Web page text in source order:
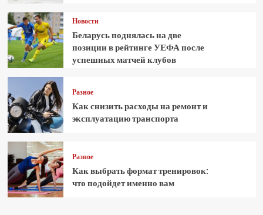
Новости
Беларусь поднялась на две
позиции в рейтинге УЕФА после
успешных матчей клубов
Разное
Как снизить расходы на ремонт и
эксплуатацию транспорта
Разное
Как выбрать формат тренировок:
что подойдет именно вам